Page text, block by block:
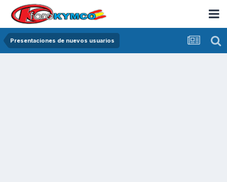
Presentaciones de nuevos usuarios